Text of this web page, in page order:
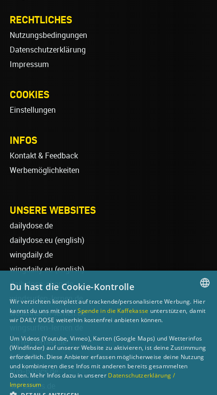
RECHTLICHES
Nutzungsbedingungen
Datenschutzerklärung
Impressum
COOKIES
Einstellungen
INFOS
Kontakt & Feedback
Werbemöglichkeiten
UNSERE WEBSITES
dailydose.de
dailydose.eu (english)
wingdaily.de
wingdaily.eu(english)
dailydose-shop.de
windsurfen-lernen.de
wellenreiten-lernen.de
surfen-lernen.de
foilsurfen.de
sup-basics.de
ski-basics.de
GERMAN
Du hast die Cookie-Kontrolle
Wir verzichten komplett auf trackende/personalisierte Werbung. Hier
kannst du uns mit einerSpende in die Kaffekasse unterstützen, damit
wir DAILY DOSE weiterhin kostenfrei anbieten können.
Um Videos (Youtube, Vimeo), Karten (Google Maps) und Wetterinfos
(Windfinder) auf unserer Website zu aktivieren, ist deine Zustimmung
erforderlich. Diese Anbieter erfassen möglicherweise deine Nutzung
und kombinieren diese Infos mit anderen bereits gesammelten
Daten. Mehr Infos dazu in unserer Datenschutzerklärung /
Impressum